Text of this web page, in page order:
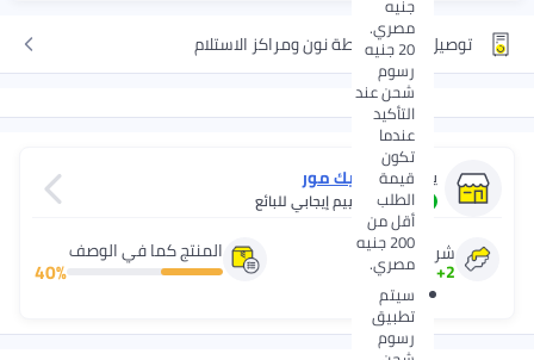
مصري.
20 جنيه
رسوم
شحن عند
التأكيد
عندما
قيمة
الطلب
أقل من
200 جنيه
مصري.
سيتم
تطبيق
رسوم
توصيل مجاني لنقطة نون ومراكز الاستلام
يتم البيع عبربيك مور
3.4
40%تقييم إيجابي للبائع
المنتج كما في الوصف شريك لنون منذ
2
+سنين